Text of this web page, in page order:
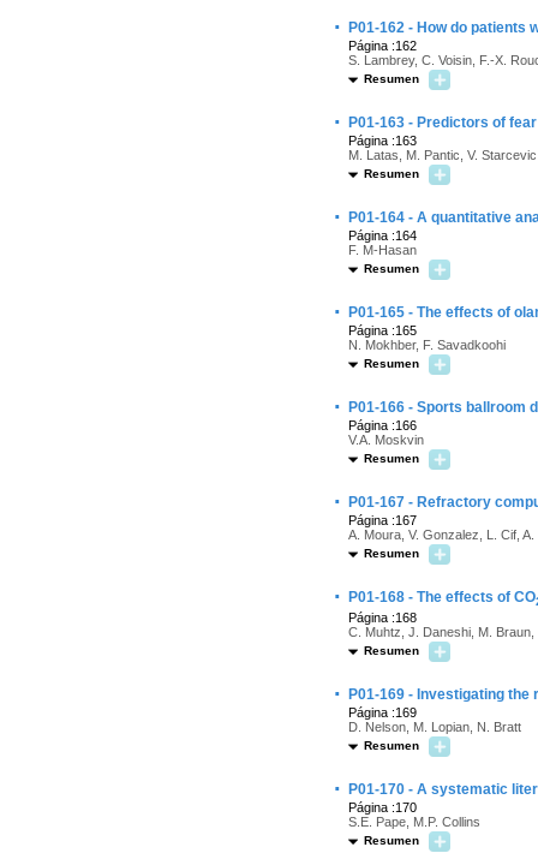
· P01-162 - How do
Página :162
S. Lambrey, C. Voisin, F.-X.
Resumen
· P01-163 - Predictors of
Página :163
M. Latas, M. Pantic, V. Starcevic
Resumen
· P01-164 - A quantitative
Página :164
F. M-Hasan
Resumen
· P01-165 - The effects of
Página :165
N. Mokhber, F. Savadkoohi
Resumen
· P01-166 - Sports ballroom
Página :166
V.A. Moskvin
Resumen
· P01-167 - Refractory
Página :167
A. Moura, V. Gonzalez, L. Cif,
Resumen
· P01-168 - The effects of CO
Página :168
C. Muhtz, J. Daneshi, M. Braun,
Resumen
· P01-169 - Investigating
Página :169
D. Nelson, M. Lopian, N. Bratt
Resumen
· P01-170 - A systematic
Página :170
S.E. Pape, M.P. Collins
Resumen